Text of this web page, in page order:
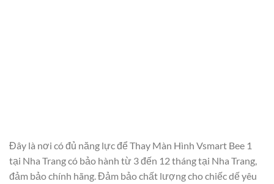
Đây là nơi có đủ năng lực để Thay Màn Hình Vsmart Bee 1
tại Nha Trang có bảo hành từ 3 đến 12 tháng tại Nha Trang,
đảm bảo chính hãng. Đảm bảo chất lượng cho chiếc dế yêu